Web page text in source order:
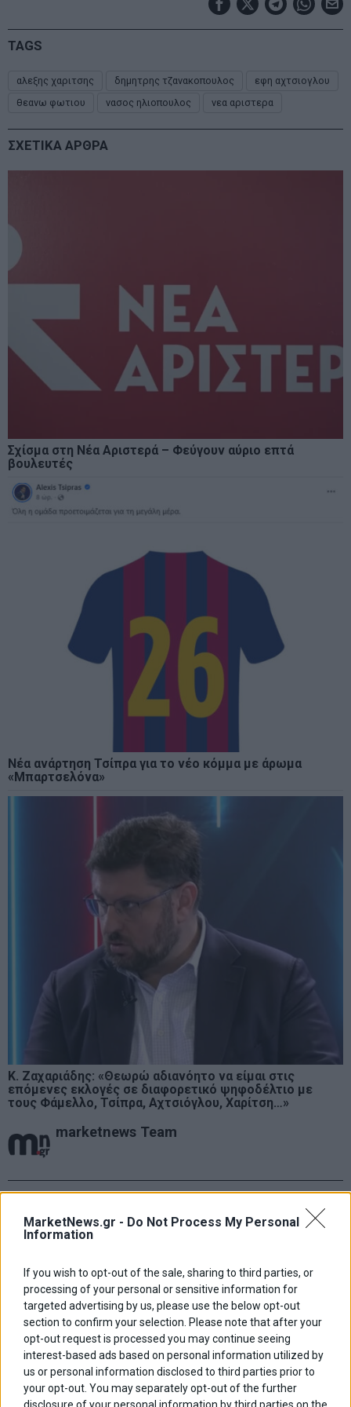
MarketNews.gr - Do Not Process My Personal
Information
If you wish to opt-out of the sale, sharing to third parties, or
processing of your personal or sensitive information for
targeted advertising by us, please use the below opt-out
section to confirm your selection. Please note that after your
opt-out request is processed you may continue seeing
interest-based ads based on personal information utilized by
us or personal information disclosed to third parties prior to
your opt-out. You may separately opt-out of the further
disclosure of your personal information by third parties on the
TAGS
αλεξης χαριτσης δημητρης τζανακοπουλος
εφη αχτσιογλου
θεανω φωτιου
νασος ηλιοπουλος νεα αριστερα
ΣΧΕΤΙΚΑ ΑΡΘΡΑ
Σχίσμα στη Νέα Αριστερά – Φεύγουν αύριο επτά
βουλευτές
Νέα ανάρτηση Τσίπρα για το νέο κόμμα με άρωμα
«Μπαρτσελόνα»
Κ. Ζαχαριάδης: «Θεωρώ αδιανόητο να είμαι στις
επόμενες εκλογές σε διαφορετικό ψηφοδέλτιο με
τους Φάμελλο, Τσίπρα, Αχτσιόγλου, Χαρίτση…»
marketnews Team
ΑΦΗΣΕ ΕΝΑ ΣΧΟΛΙΟ